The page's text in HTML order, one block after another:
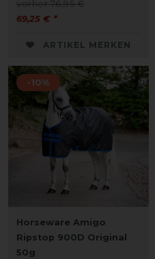
vorher 76,95 €
69,25 € *
ARTIKEL MERKEN
-10%
Horseware Amigo
Ripstop 900D Original
50g